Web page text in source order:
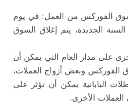
الفوركس من العمل: في يوم
الجديدة، يتم إغلاق السوق
على مدار العام التي يمكن أن
الفوركس وبعض أزواج العملات،
اليابانية يمكن أن تؤثر على
العملات الأخرى.